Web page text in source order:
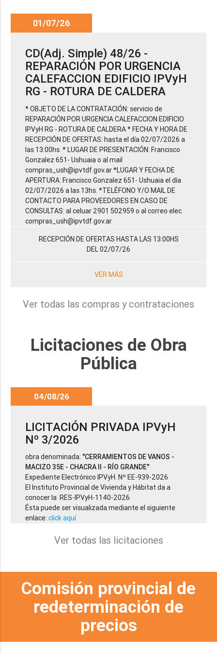
01/07/26
CD(Adj. Simple) 48/26 -
REPARACIÓN POR URGENCIA
CALEFACCION EDIFICIO IPVyH
RG - ROTURA DE CALDERA
* OBJETO DE LA CONTRATACIÓN: servicio de
REPARACIÓN POR URGENCIA CALEFACCION EDIFICIO
IPVyH RG - ROTURA DE CALDERA * FECHA Y HORA DE
RECEPCIÓN DE OFERTAS: hasta el día 02/07/2026 a
las 13:00hs. * LUGAR DE PRESENTACIÓN: Francisco
Gonzalez 651- Ushuaia o al mail
compras_ush@ipvtdf.gov.ar *LUGAR Y FECHA DE
APERTURA: Francisco Gonzalez 651- Ushuaia el día
02/07/2026 a las 13hs. *TELÉFONO Y/O MAIL DE
CONTACTO PARA PROVEEDORES EN CASO DE
CONSULTAS: al celuar 2901 502959 o al correo elec.
compras_ush@ipvtdf.gov.ar
RECEPCIÓN DE OFERTAS HASTA LAS 13:00HS
DEL 02/07/26
VER MÁS
Ver todas las compras y contrataciones
Licitaciones de Obra
Pública
04/08/26
LICITACIÓN PRIVADA IPVyH
Nº 3/2026
obra denominada: "CERRAMIENTOS DE VANOS -
MACIZO 35E - CHACRA II - RÍO GRANDE"
Expediente Electrónico IPVyH. Nº EE-939-2026
El Instituto Provincial de Vivienda y Hábitat da a
conocer la RES-IPVyH-1140-2026
Ésta puede ser visualizada mediante el siguiente
enlace:click aquí
Ver todas las licitaciones
Comisión provincial de
redeterminación de
precios